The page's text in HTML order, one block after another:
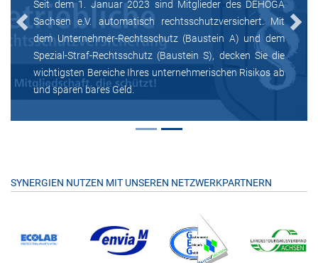
Seit dem 1. Januar 2023 sind Mitglieder des DEHOGA
Sachsen e.V. automatisch rechtsschutzversichert. Mit
dem Unternehmer-Rechtsschutz (Baustein A) und dem
Spezial-Straf-Rechtsschutz (Baustein S), decken Sie die
wichtigsten Bereiche Ihres unternehmerischen Risikos ab
und sparen bares Geld.
Previous Next
SYNERGIEN NUTZEN MIT UNSEREN NETZWERKPARTNERN